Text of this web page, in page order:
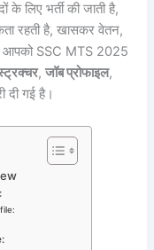
के लिए भर्ती की जाती है,
रहती है, खासकर वेतन,
आपको SSC MTS 2025
,जॉब प्रोफाइल,
दी गई है।